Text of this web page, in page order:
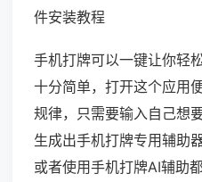
件安装教程
手机打牌可以一键让你轻
十分简单，打开这个应用
规律，只需要输入自己想
生成出手机打牌专用辅助
或者使用手机打牌AI辅助